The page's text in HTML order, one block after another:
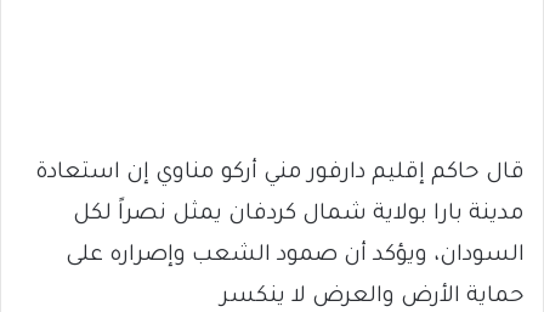
قال حاكم إقليم دارفور مني أركو مناوي إن استعادة
مدينة بارا بولاية شمال كردفان يمثل نصراً لكل
السودان، ويؤكد أن صمود الشعب وإصراره على
حماية الأرض والعرض لا ينكسر